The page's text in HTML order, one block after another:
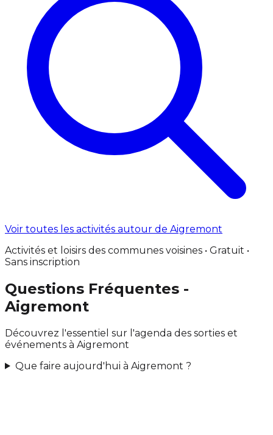
Voir toutes les activités autour de Aigremont
Activités et loisirs des communes voisines • Gratuit •
Sans inscription
Questions Fréquentes -
Aigremont
Découvrez l'essentiel sur l'agenda des sorties et
événements à Aigremont
Que faire aujourd'hui à Aigremont ?